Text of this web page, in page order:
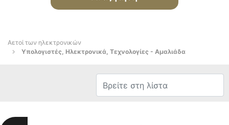
Αετοί των ηλεκτρονικών
Υπολογιστές, Ηλεκτρονικά, Τεχνολογίες - Αμαλιάδα